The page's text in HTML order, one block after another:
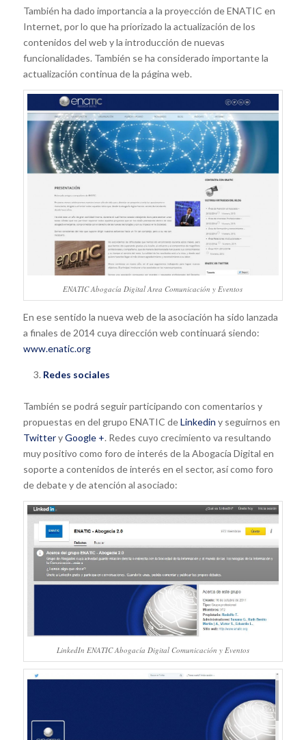
También ha dado importancia a la proyección de ENATIC en
Internet, por lo que ha priorizado la actualización de los
contenidos del web y la introducción de nuevas
funcionalidades. También se ha considerado importante la
actualización continua de la página web.
ENATIC Abogacía Digital Area Comunicación y Eventos
En ese sentido la nueva web de la asociación ha sido lanzada
a finales de 2014 cuya dirección web continuará siendo:
www.enatic.org
Redes sociales
También se podrá seguir participando con comentarios y
propuestas en del grupo ENATIC deLinkedin y seguirnos en
TwitteryGoogle +. Redes cuyo crecimiento va resultando
muy positivo como foro de interés de la Abogacía Digital en
soporte a contenidos de interés en el sector, así como foro
de debate y de atención al asociado:
LinkedIn ENATIC Abogacía Digital Comunicación y Eventos